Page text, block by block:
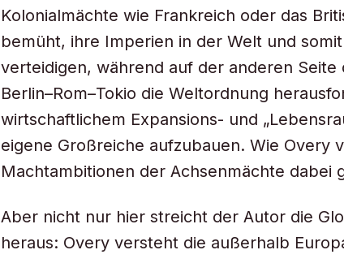
Kolonialmächte wie Frankreich oder das
bemüht, ihre Imperien in der Welt und
verteidigen, während auf der anderen Seite
Berlin–Rom–Tokio die Weltordnung
wirtschaftlichem Expansions- und
eigene Großreiche aufzubauen. Wie Overy
Machtambitionen der Achsenmächte dabei
Aber nicht nur hier streicht der Autor die
heraus: Overy versteht die außerhalb